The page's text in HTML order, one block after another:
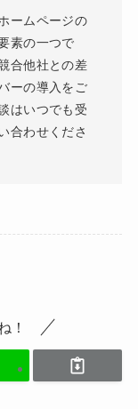
ームページの
素の一つで
合他社との差
ーの導入をご
はいつでも受
合わせくださ
！